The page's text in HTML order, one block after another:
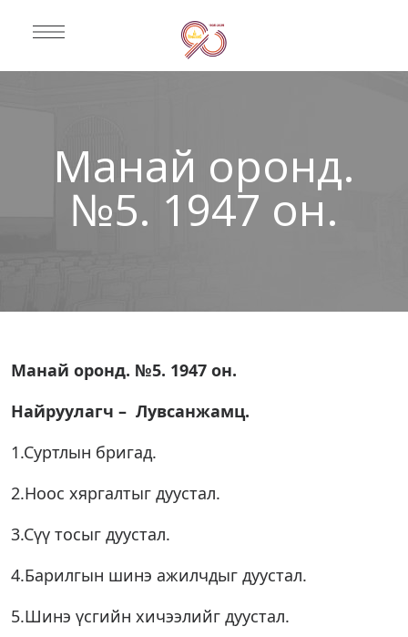
Манай оронд.
№5. 1947 он.
Манай оронд. №5. 1947 он.
Найруулагч – Лувсанжамц.
1.Суртлын бригад.
2.Ноос хяргалтыг дуустал.
3.Сүү тосыг дуустал.
4.Барилгын шинэ ажилчдыг дуустал.
5.Шинэ үсгийн хичээлийг дуустал.